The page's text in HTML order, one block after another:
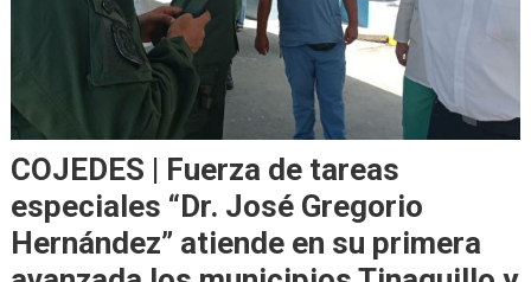
COJEDES | Fuerza de tareas
especiales “Dr. José Gregorio
Hernández” atiende en su primera